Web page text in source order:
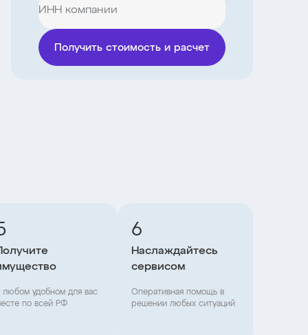
Получить стоимость и расчет
любом удобном для вас
по всей РФ
6
Наслаждайтесь
сервисом
Оперативная помощь в
решении любых ситуаций